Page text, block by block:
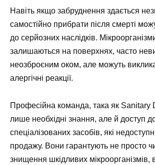
Навіть якщо забруднення здається
самостійно прибрати після смерті
до серйозних наслідків.
залишаються на поверхнях, часто
неозброєним оком, але можуть
алергічні реакції.
Професійна команда, така як Sanitary
лише необхідні знання, але й доступ
спеціалізованих засобів, які
продажу. Вони гарантують не просто
знищення шкідливих мікроорганізмів,